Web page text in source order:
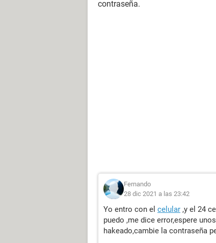
contraseña.
Fernando
28 dic 2021 a las 23:42
Yo entro con el celular ,y el 24
puedo ,me dice error,espere
hakeado,cambie la contraseña